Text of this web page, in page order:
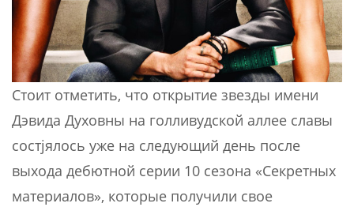
Стоит отметить, что открытие звезды имени
Дэвида Духовны на голливудской аллее славы
соcтjялось уже на следующий день после
выхода дебютной серии 10 сезона «Секретных
материалов», которые получили свое